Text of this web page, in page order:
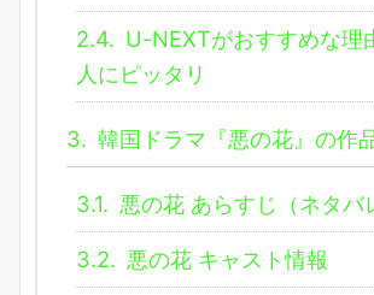
2.4. U-NEXTがおすすめな理
人にピッタリ
3. 韓国ドラマ『悪の花』の作
3.1. 悪の花 あらすじ（ネタバ
3.2. 悪の花 キャスト情報